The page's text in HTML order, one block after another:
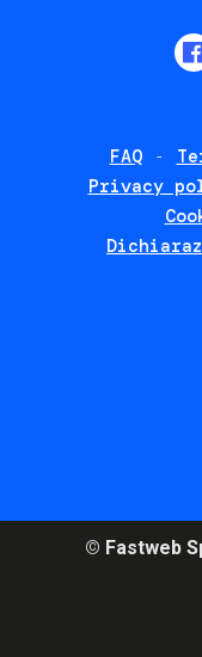
FAQ
Privacy
© Fastweb